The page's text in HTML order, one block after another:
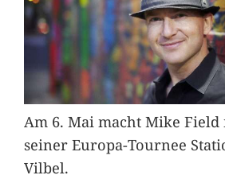
Am 6. Mai macht Mike Field
seiner Europa-Tournee
Vilbel.